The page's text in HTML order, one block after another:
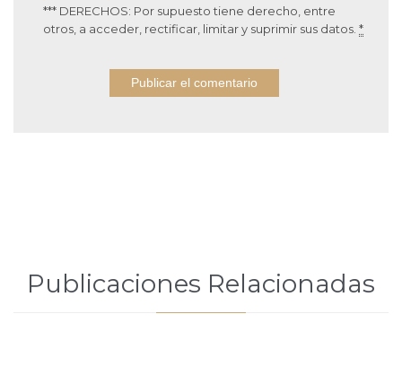
*** DERECHOS: Por supuesto tiene derecho, entre
otros, a acceder, rectificar, limitar y suprimir sus datos. *
Publicaciones Relacionadas